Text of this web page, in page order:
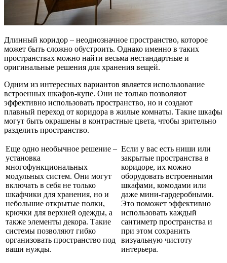
Длинный коридор – неоднозначное пространство, которое
может быть сложно обустроить. Однако именно в таких
пространствах можно найти весьма нестандартные и
оригинальные решения для хранения вещей.
Одним из интересных вариантов является использование
встроенных шкафов-купе. Они не только позволяют
эффективно использовать пространство, но и создают
плавный переход от коридора в жилые комнаты. Такие шкафы
могут быть окрашены в контрастные цвета, чтобы зрительно
разделить пространство.
Еще одно необычное решение –
установка
многофункциональных
модульных систем. Они могут
включать в себя не только
шкафчики для хранения, но и
небольшие открытые полки,
крючки для верхней одежды, а
также элементы декора. Такие
системы позволяют гибко
организовать пространство под
ваши нужды.
Если у вас есть ниши или
закрытые пространства в
коридоре, их можно
оборудовать встроенными
шкафами, комодами или
даже мини-гардеробными.
Это поможет эффективно
использовать каждый
сантиметр пространства и
при этом сохранить
визуальную чистоту
интерьера.